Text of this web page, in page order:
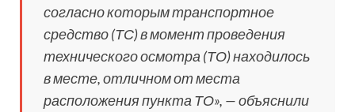
согласно которым транспортное
средство (ТС) в момент проведения
технического осмотра (ТО) находилось
в месте, отличном от места
расположения пункта ТО», — объяснили